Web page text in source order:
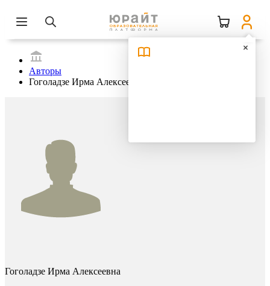
Авторы
Гоголадзе Ирма Алексеевна
Гоголадзе Ирма Алексеевна